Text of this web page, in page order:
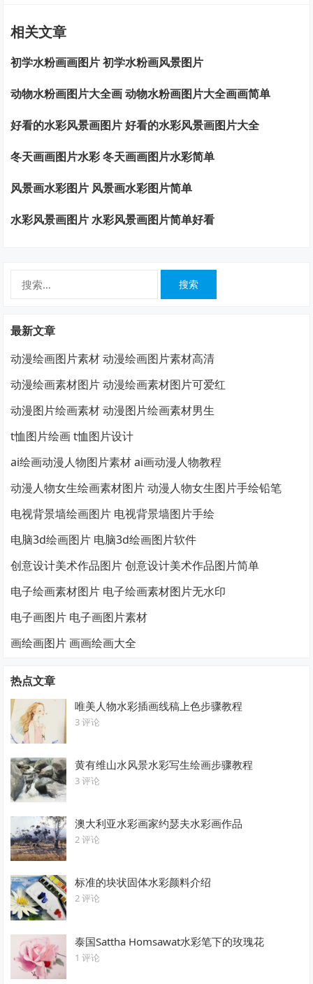
相关文章
初学水粉画画图片 初学水粉画风景图片
动物水粉画图片大全画 动物水粉画图片大全画画简单
好看的水彩风景画图片 好看的水彩风景画图片大全
冬天画画图片水彩 冬天画画图片水彩简单
风景画水彩图片 风景画水彩图片简单
水彩风景画图片 水彩风景画图片简单好看
最新文章
动漫绘画图片素材 动漫绘画图片素材高清
动漫绘画素材图片 动漫绘画素材图片可爱红
动漫图片绘画素材 动漫图片绘画素材男生
t恤图片绘画 t恤图片设计
ai绘画动漫人物图片素材 ai画动漫人物教程
动漫人物女生绘画素材图片 动漫人物女生图片手绘铅笔
电视背景墙绘画图片 电视背景墙图片手绘
电脑3d绘画图片 电脑3d绘画图片软件
创意设计美术作品图片 创意设计美术作品图片简单
电子绘画素材图片 电子绘画素材图片无水印
电子画图片 电子画图片素材
画绘画图片 画画绘画大全
热点文章
唯美人物水彩插画线稿上色步骤教程
3 评论
黄有维山水风景水彩写生绘画步骤教程
3 评论
澳大利亚水彩画家约瑟夫水彩画作品
2 评论
标准的块状固体水彩颜料介绍
2 评论
泰国Sattha Homsawat水彩笔下的玫瑰花
1 评论